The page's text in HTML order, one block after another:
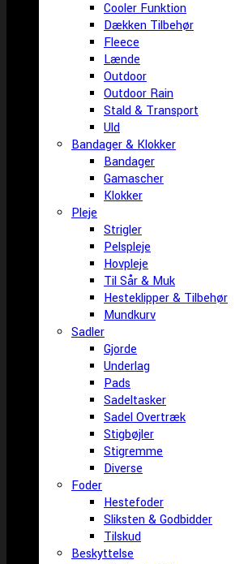
Cooler Funktion
Dækken Tilbehør
Fleece
Lænde
Outdoor
Outdoor Rain
Stald & Transport
Uld
Bandager & Klokker
Bandager
Gamascher
Klokker
Pleje
Strigler
Pelspleje
Hovpleje
Til Sår & Muk
Hesteklipper & Tilbehør
Mundkurv
Sadler
Gjorde
Underlag
Pads
Sadeltasker
Sadel Overtræk
Stigbøjler
Stigremme
Diverse
Foder
Hestefoder
Sliksten & Godbidder
Tilskud
Beskyttelse